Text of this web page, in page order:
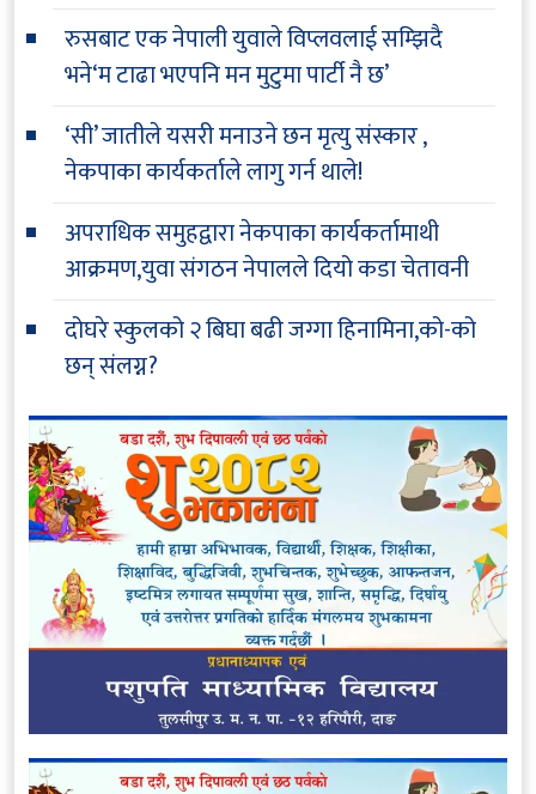
रुसबाट एक नेपाली युवाले विप्लवलाई सम्झिदै
भने‘म टाढा भएपनि मन मुटुमा पार्टी नै छ’
‘सी’ जातीले यसरी मनाउने छन मृत्यु संस्कार ,
नेकपाका कार्यकर्ताले लागु गर्न थाले!
अपराधिक समुहद्वारा नेकपाका कार्यकर्तामाथी
आक्रमण,युवा संगठन नेपालले दियो कडा चेतावनी
दोघरे स्कुलको २ बिघा बढी जग्गा हिनामिना,को-को
छन् संलग्न?